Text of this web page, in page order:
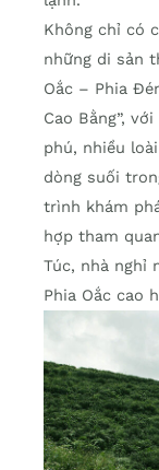
Không chỉ có
những di sản
Oắc – Phia
Cao Bằng”,
phú, nhiều
dòng suối
trình khám
hợp tham
Túc, nhà nghỉ
Phia Oắc cao